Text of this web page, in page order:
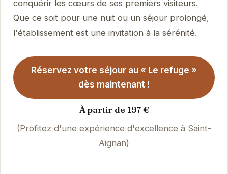
conquérir les cœurs de ses premiers visiteurs.
Que ce soit pour une nuit ou un séjour prolongé,
l'établissement est une invitation à la sérénité.
Réservez votre séjour au « Le refuge »
dès maintenant !
À partir de 197 €
(Profitez d'une expérience d'excellence à Saint-
Aignan)